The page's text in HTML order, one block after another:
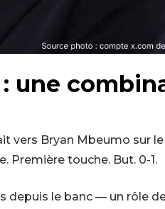
une
vers Bryan Mbeumo sur
Première touche. But. 0-1.
depuis le banc — un rôle